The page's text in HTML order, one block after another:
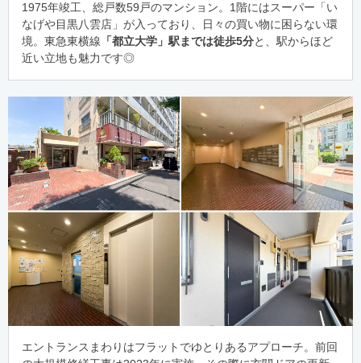
1975年竣工、総戸数59戸のマンション。1階にはスーパー「い
なげや目黒八雲店」が入っており、日々の買い物に困らない環
境。東急東横線 「都立大学」駅までは徒歩5分と、駅からほど
近い立地も魅力です◎
エントランスまわりはフラットでゆとりあるアプローチ。前回